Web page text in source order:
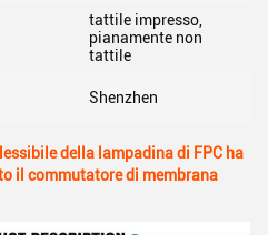
tattile impresso,
pianamente non
tattile
Shenzhen
della lampadina di FPC ha
il commutatore di membrana